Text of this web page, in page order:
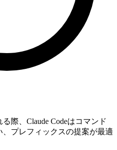
際、Claude Codeはコマンド
プレフィックスの提案が最適